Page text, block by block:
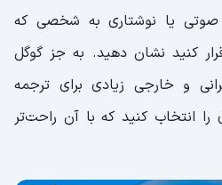
یا نوشتاری به شخصی که
کنید نشان دهید. به جز گوگل
و خارجی زیادی برای ترجمه
را انتخاب کنید که با آن راحت‌تر